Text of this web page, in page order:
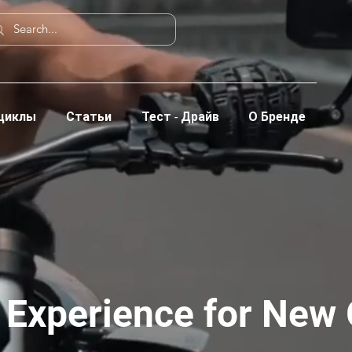
Статьи Тест - Драйв О Бренде
for New